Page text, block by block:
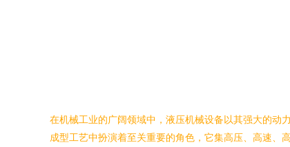
在机械工业的广阔领域中，液压机械设备以其强大的动
成型工艺中扮演着至关重要的角色，它集高压、高速、